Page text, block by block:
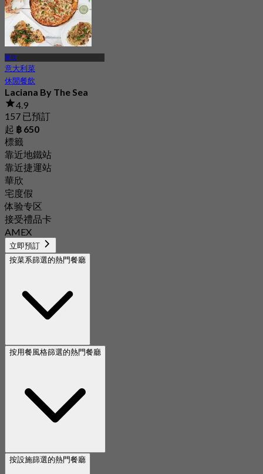
華欣
意大利菜
休閒餐飲
Laciana By The Sea
4.9
157 已預訂
起 ฿ 650
標籤
靠近地鐵站
靠近捷運站
華欣
宅度假
体验专区
接受禮品卡
AMEX
立即預訂
按菜系篩選的熱門餐廳
按用餐風格篩選的熱門餐廳
按設施篩選的熱門餐廳